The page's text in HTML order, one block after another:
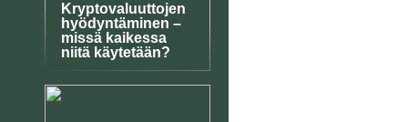
Kryptovaluuttojen
hyödyntäminen –
missä kaikessa
niitä käytetään?